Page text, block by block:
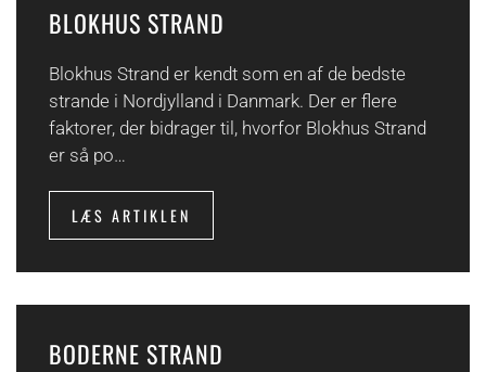
BLOKHUS STRAND
Blokhus Strand er kendt som en af de bedste
strande i Nordjylland i Danmark. Der er flere
faktorer, der bidrager til, hvorfor Blokhus Strand
er så po…
LÆS ARTIKLEN
BODERNE STRAND